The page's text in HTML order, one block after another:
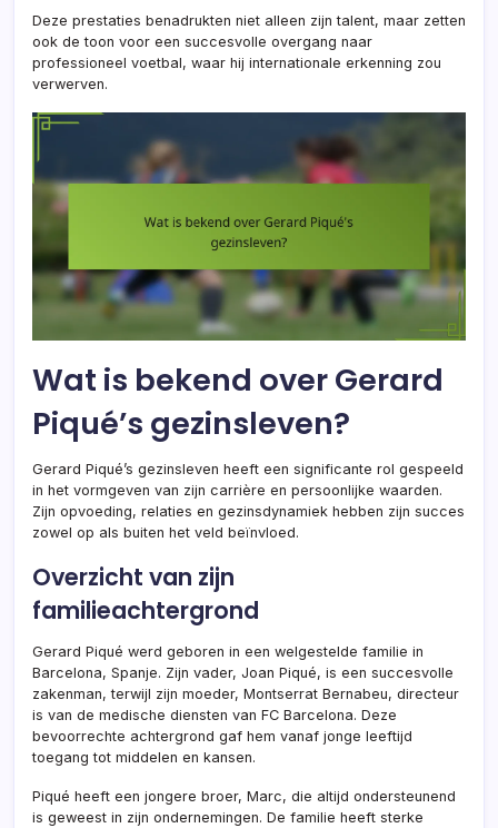
Deze prestaties benadrukten niet alleen zijn talent, maar zetten
ook de toon voor een succesvolle overgang naar
professioneel voetbal, waar hij internationale erkenning zou
verwerven.
Wat is bekend over Gerard
Piqué’s gezinsleven?
Gerard Piqué’s gezinsleven heeft een significante rol gespeeld
in het vormgeven van zijn carrière en persoonlijke waarden.
Zijn opvoeding, relaties en gezinsdynamiek hebben zijn succes
zowel op als buiten het veld beïnvloed.
Overzicht van zijn
familieachtergrond
Gerard Piqué werd geboren in een welgestelde familie in
Barcelona, Spanje. Zijn vader, Joan Piqué, is een succesvolle
zakenman, terwijl zijn moeder, Montserrat Bernabeu, directeur
is van de medische diensten van FC Barcelona. Deze
bevoorrechte achtergrond gaf hem vanaf jonge leeftijd
toegang tot middelen en kansen.
Piqué heeft een jongere broer, Marc, die altijd ondersteunend
is geweest in zijn ondernemingen. De familie heeft sterke